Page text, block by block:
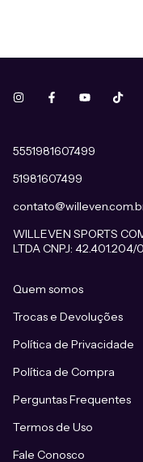
5551981607499
51981607499
WILLEVEN SPORTS
LTDA CNPJ:
Quem somos
Trocas e Devoluções
Política de Privacidade
Política de Compra
Perguntas Frequentes
Termos de Uso
Fale Conosco